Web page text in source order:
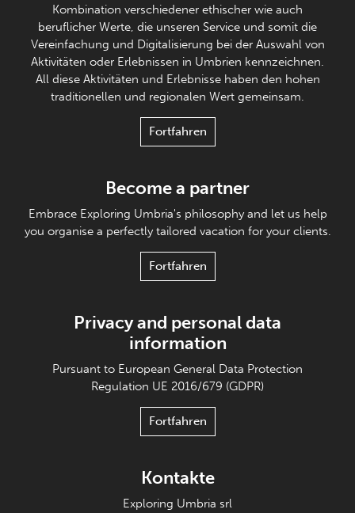
Kombination verschiedener ethischer wie auch
beruflicher Werte, die unseren Service und somit die
Vereinfachung und Digitalisierung bei der Auswahl von
Aktivitäten oder Erlebnissen in Umbrien kennzeichnen.
All diese Aktivitäten und Erlebnisse haben den hohen
traditionellen und regionalen Wert gemeinsam.
Fortfahren
Become a partner
Embrace Exploring Umbria's philosophy and let us help
you organise a perfectly tailored vacation for your clients.
Fortfahren
Privacy and personal data
information
Pursuant to European General Data Protection
Regulation UE 2016/679 (GDPR)
Fortfahren
Kontakte
Exploring Umbria srl